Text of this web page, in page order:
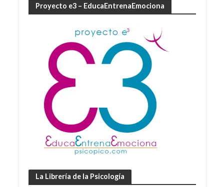
Proyecto e3 – EducaEntrenaEmociona
La Librería de la Psicología